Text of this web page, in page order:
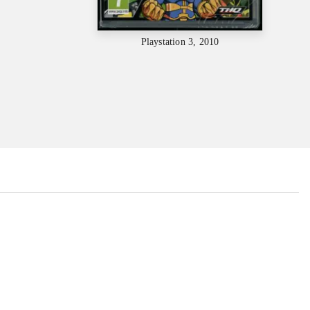
Playstation 3, 2010